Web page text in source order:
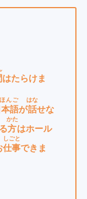
はたらけま
本語
んご
が話
はな
せな
方
かた
はホール
仕事
しごと
できま